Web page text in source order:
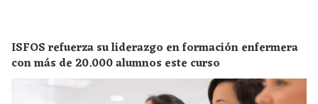
ISFOS refuerza su liderazgo en formación enfermera
con más de 20.000 alumnos este curso